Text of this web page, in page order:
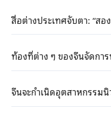
สื่อต่างประเทศจับตา: “ส
ท้องที่ต่าง ๆ ของจีนจัดการ
จีนจะกำเนิดอุตสาหกรรม